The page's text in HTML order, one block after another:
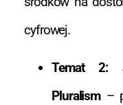
cyfrowej.
Temat 2:
Pluralism–